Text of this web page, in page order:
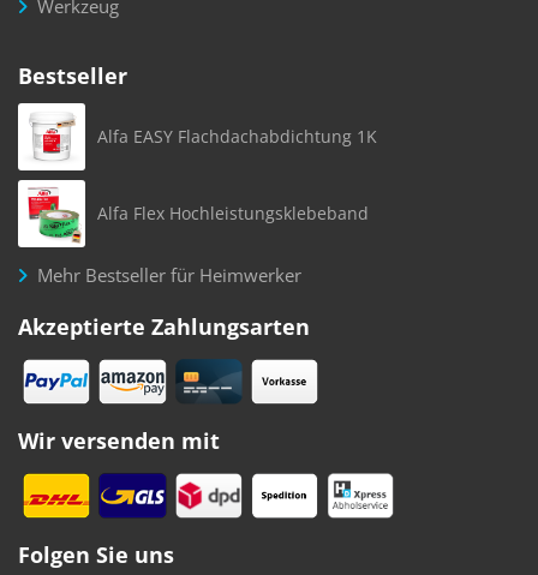
Werkzeug
Bestseller
Alfa EASY Flachdachabdichtung 1K
Alfa Flex Hochleistungsklebeband
Mehr Bestseller für Heimwerker
Akzeptierte Zahlungsarten
Wir versenden mit
Folgen Sie uns